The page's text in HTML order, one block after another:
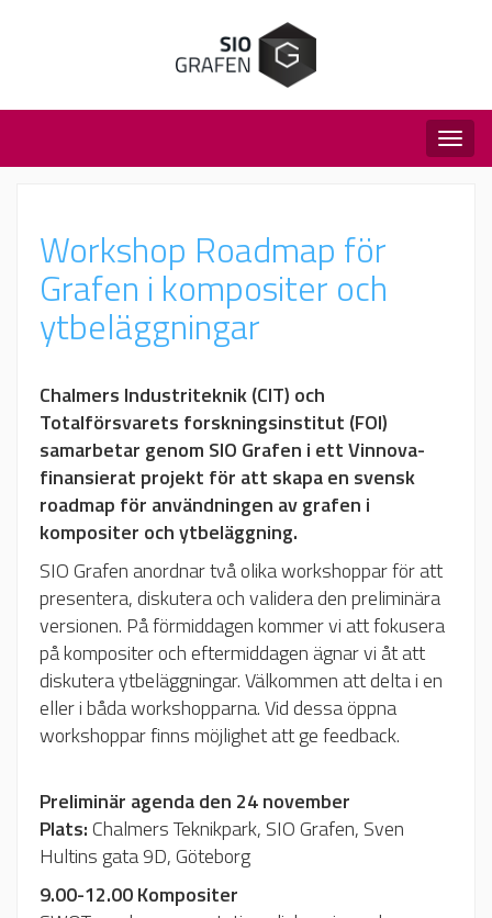
Workshop Roadmap för
Grafen i kompositer och
ytbeläggningar
Chalmers Industriteknik (CIT) och
Totalförsvarets forskningsinstitut (FOI)
samarbetar genom SIO Grafen i ett Vinnova-
finansierat projekt för att skapa en svensk
roadmap för användningen av grafen i
kompositer och ytbeläggning.
SIO Grafen anordnar två olika workshoppar för att
presentera, diskutera och validera den preliminära
versionen. På förmiddagen kommer vi att fokusera
på kompositer och eftermiddagen ägnar vi åt att
diskutera ytbeläggningar. Välkommen att delta i en
eller i båda workshopparna. Vid dessa öppna
workshoppar finns möjlighet att ge feedback.
Preliminär agenda den 24 november
Plats:Chalmers Teknikpark, SIO Grafen, Sven
Hultins gata 9D, Göteborg
9.00-12.00Kompositer